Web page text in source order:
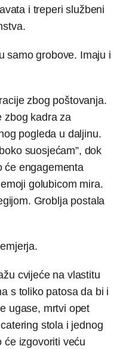
i treperi službeni
samo grobove. Imaju i
zbog poštovanja.
zbog kadra za
pogleda u daljinu.
suosjećam”, dok
će engagementa
golubicom mira.
Groblja postala
cvijeće na vlastitu
s toliko patosa da bi i
ugase, mrtvi opet
stola i jednog
će izgovoriti veću